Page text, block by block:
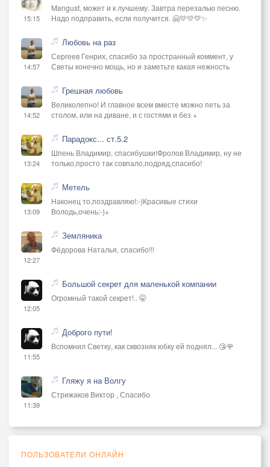
15:15
Mangust, может и к лучшему. Завтра перезалью песню.
Надо подправить, если получится. 🤗💛💛💛✨
14:57
Любовь на раз
Сергеев Генрих, спасибо за пространный коммент, у
Светы конечно мощь, но и заметьте какая нежность
14:52
Грешная любовь
Великолепно! И главное всем вместе можно петь за
столом, или на диване, и с гостями и без +
13:24
Парадокс... ст.5.2
Шпень Владимир, спасибушки!Фролов Владимир, ну не
только,просто так совпало,подряд,спасибо!
13:09
Метель
Наконец то,поздравляю!:-)Красивые стихи
Володь,очень:-)+
12:27
Земляника
Фёдорова Наталья, спасибо!!!
12:05
Большой секрет для маленькой компании
Огромный такой секрет!.. 🤫
11:55
Доброго пути!
Вспомнил Светку, как сквозняк юбку ей поднял... 😘🌹
11:39
Гляжу я на Волгу
Стрижаков Виктор , Спасибо
ПОЛЬЗОВАТЕЛИ ОНЛАЙН